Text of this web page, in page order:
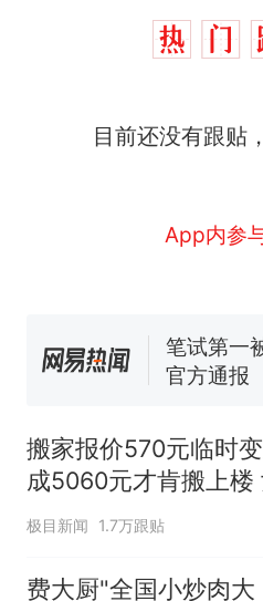
目前还没有跟贴
App内参
因老师一
眼了……
佛山一中
空调24小
电力部门
搜，网友
热 那个
因老师一
搬家报价570元临时
成5060元才肯搬上楼
子傻眼
极目新闻 1.7万跟贴
费大厨"全国小炒肉大